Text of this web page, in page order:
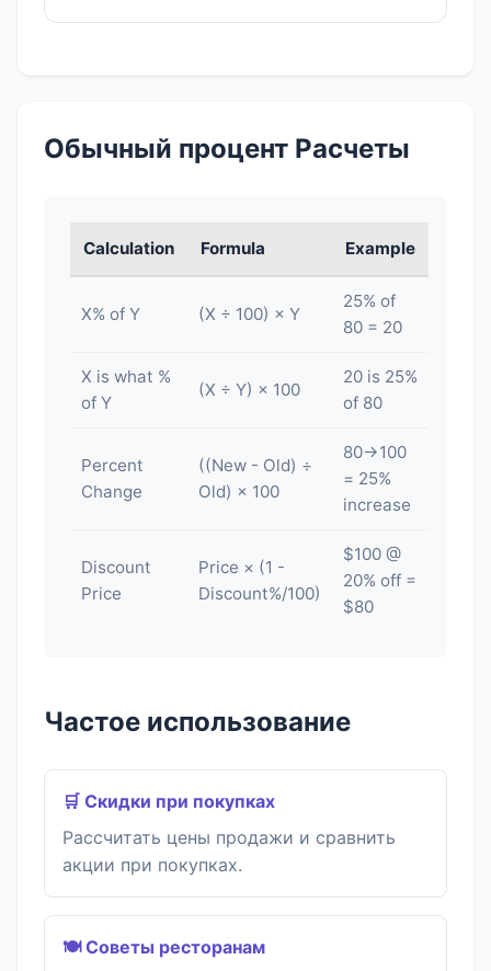
Обычный процент Расчеты
Calculation Formula Example
X% of Y (X ÷ 100) × Y
25% of
80 = 20
X is what %
of Y
(X ÷ Y) × 100
20 is 25%
of 80
Percent
Change
((New - Old) ÷
Old) × 100
80→100
= 25%
increase
Discount
Price
Price × (1 -
Discount%/100)
$100 @
20% off =
$80
Частое использование
🛒 Скидки при покупках
Рассчитать цены продажи и сравнить
акции при покупках.
🍽️ Советы ресторанам